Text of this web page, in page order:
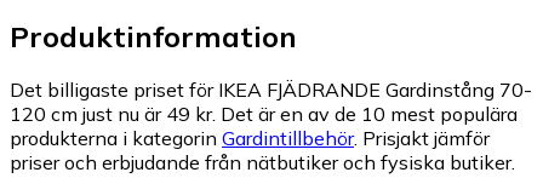
Produktinformation
Det billigaste priset för IKEA FJÄDRANDE Gardinstång 70-
120 cm just nu är 49 kr. Det är en av de 10 mest populära
produkterna i kategorin Gardintillbehör. Prisjakt jämför
priser och erbjudande från nätbutiker och fysiska butiker.